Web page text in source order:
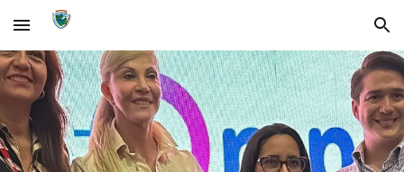
Skip to main content Skip to navigation